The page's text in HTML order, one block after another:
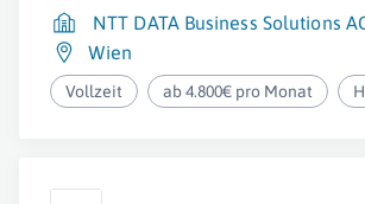
NTT DATA Business Solutions
Wien
Vollzeit ab 4.800€ pro Monat